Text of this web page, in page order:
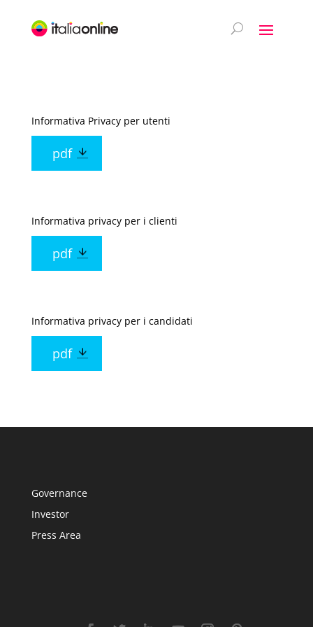
Informativa Privacy per utenti
pdf
Informativa privacy per i clienti
pdf
Informativa privacy per i candidati
pdf
Governance
Investor
Press Area